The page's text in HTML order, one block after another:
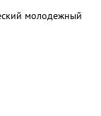
молодежный